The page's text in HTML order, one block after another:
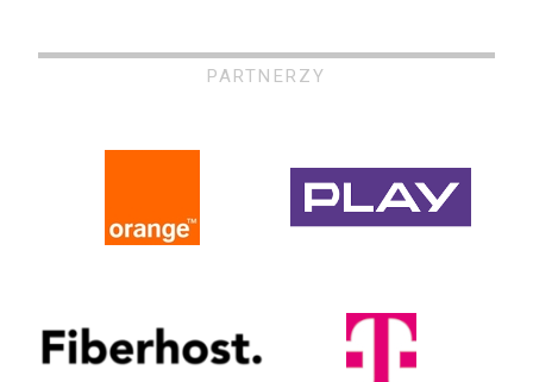
PARTNERZY